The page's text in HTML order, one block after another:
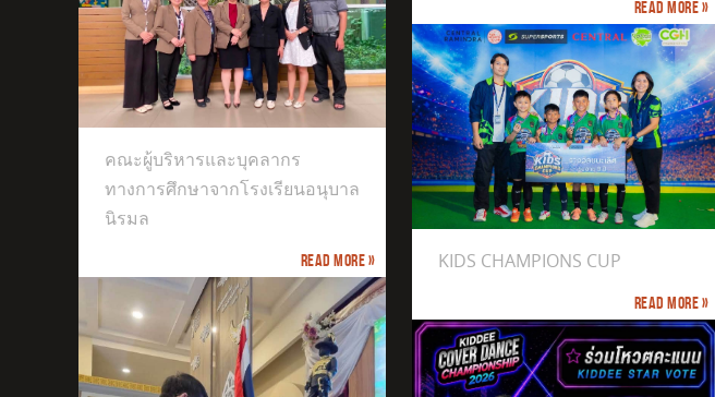
คณะผู้บริหารและบุคลากร
ทางการศึกษาจากโรงเรียนอนุบาล
นิรมล
Read more »
Read more »
KIDS CHAMPIONS CUP
Read more »
The 9th GYMNASTIKA BY PP CLUB